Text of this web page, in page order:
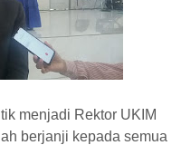
menjadi Rektor UKIM
berjanji kepada semua